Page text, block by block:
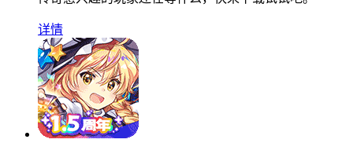
详情